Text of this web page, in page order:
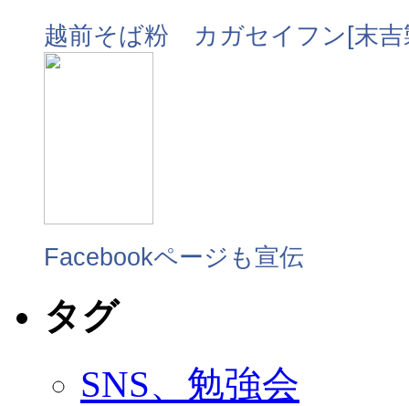
越前そば粉 カガセイフン[末吉
Facebookページも宣伝
タグ
SNS、勉強会